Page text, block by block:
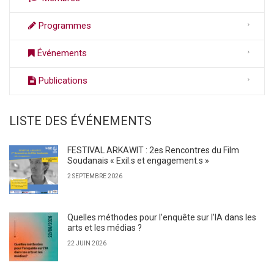
Programmes
Événements
Publications
LISTE DES ÉVÉNEMENTS
FESTIVAL ARKAWIT : 2es Rencontres du Film
Soudanais « Exil.s et engagement.s »
2 SEPTEMBRE 2026
Quelles méthodes pour l’enquête sur l’IA dans les
arts et les médias ?
22 JUIN 2026